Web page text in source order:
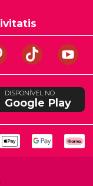
DISPONÍVEL NO
Google Play